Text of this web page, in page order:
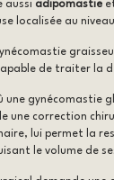
aussi adipomastie
localisée au
de traiter la
une gynécomastie
une correction
lui permet la
le volume de